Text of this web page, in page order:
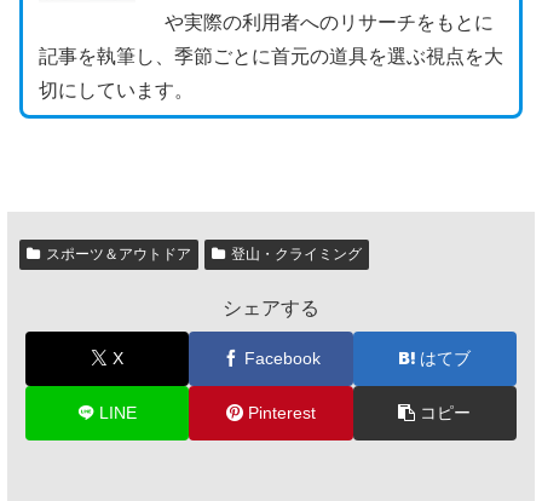
や実際の利用者へのリサーチをもとに
記事を執筆し、季節ごとに首元の道具を選ぶ視点を大
切にしています。
スポーツ＆アウトドア 登山・クライミング
シェアする
X Facebook はてブ
LINE Pinterest コピー